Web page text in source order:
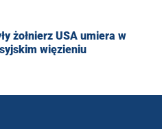
żołnierz USA umiera w
więzieniu